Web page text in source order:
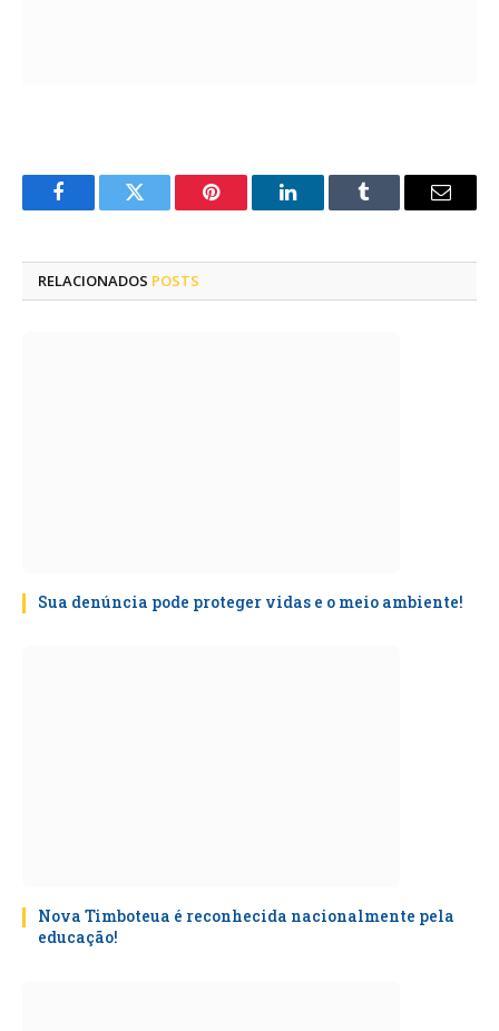
FacebookTwitter Pinterest LinkedInTumblr
E-
RELACIONADOS POSTS
Sua denúncia pode proteger vidas e o meio ambiente!
Nova Timboteua é reconhecida nacionalmente pela
educação!